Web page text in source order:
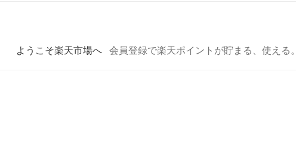
ようこそ楽天市場へ 会員登録で楽天ポイントが貯まる、使える。